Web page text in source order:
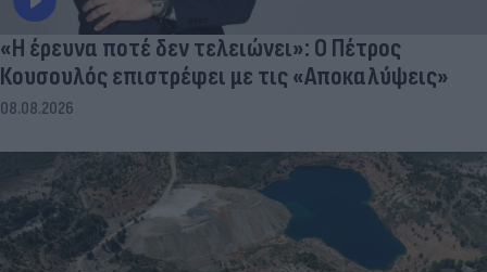
«Η έρευνα ποτέ δεν τελειώνει»: Ο Πέτρος
Κουσουλός επιστρέφει με τις «Αποκαλύψεις»
08.08.2026